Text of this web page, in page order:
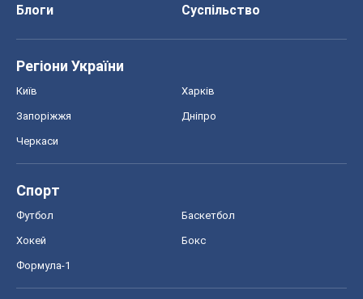
Блоги
Суспільство
Регіони України
Київ Харків
Запоріжжя Дніпро
Черкаси
Спорт
Футбол Баскетбол
Хокей Бокс
Формула-1